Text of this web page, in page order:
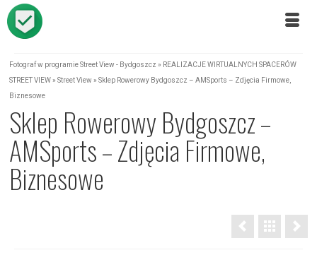
Fotograf w programie Street View - Bydgoszcz » REALIZACJE WIRTUALNYCH SPACERÓW
STREET VIEW» Street View » Sklep Rowerowy Bydgoszcz – AMSports – Zdjęcia Firmowe,
Biznesowe
Sklep Rowerowy Bydgoszcz –
AMSports – Zdjęcia Firmowe,
Biznesowe